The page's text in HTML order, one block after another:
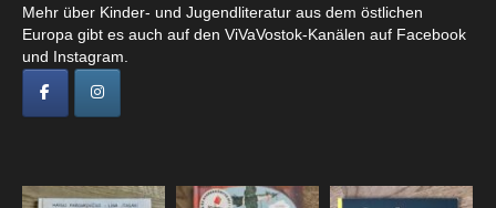
Mehr über Kinder- und Jugendliteratur aus dem östlichen
Europa gibt es auch auf den ViVaVostok-Kanälen auf Facebook
und Instagram.